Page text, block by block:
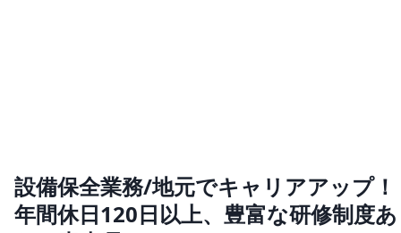
設備保全業務/地元でキャリアアップ！
年間休日120日以上、豊富な研修制度あ